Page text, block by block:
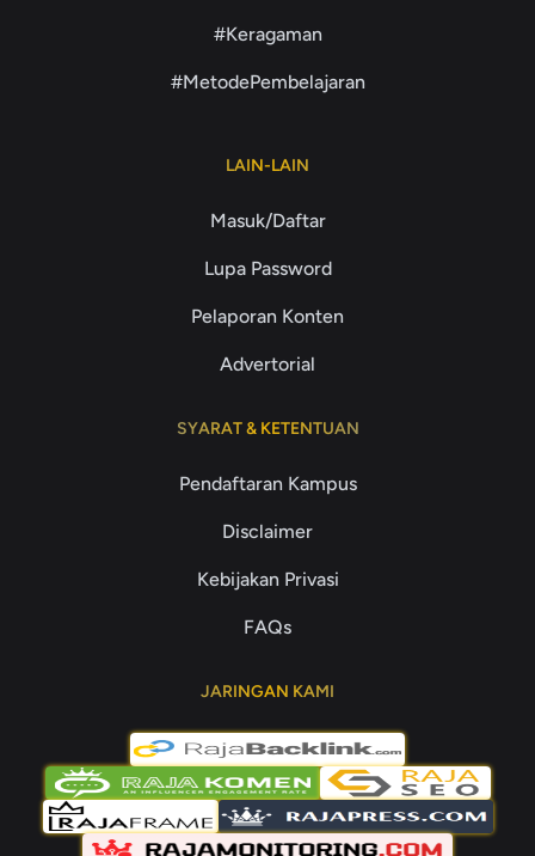
#Keragaman
#MetodePembelajaran
LAIN-LAIN
Masuk/Daftar
Lupa Password
Pelaporan Konten
Advertorial
SYARAT & KETENTUAN
Pendaftaran Kampus
Disclaimer
Kebijakan Privasi
FAQs
JARINGAN KAMI